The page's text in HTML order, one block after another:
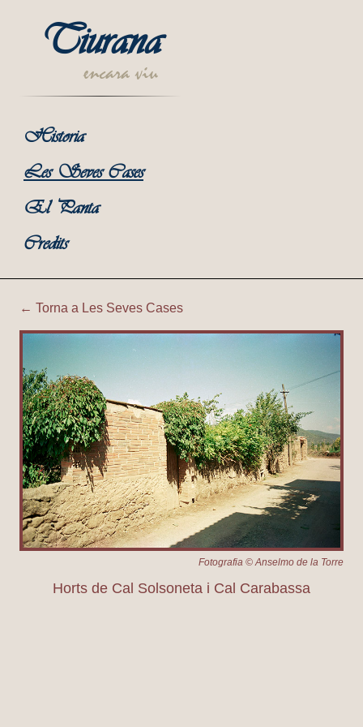
Tiurana
encara viu
Historia
Les Seves Cases
El Panta
Credits
Tiurana | Horts de Cal
← Torna a Les Seves Cases
Fotografia © Anselmo de la Torre
Horts de Cal Solsoneta i Cal Carabassa